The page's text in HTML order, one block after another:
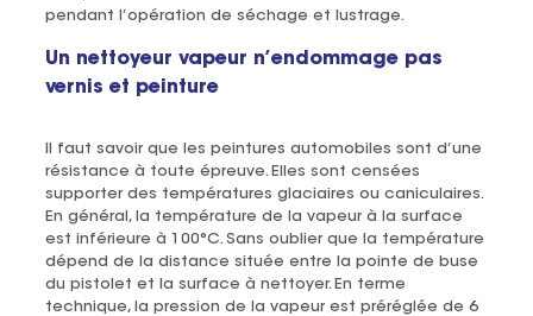
pendant l’opération de séchage et lustrage.
Un nettoyeur vapeur n’endommage pas
vernis et peinture
Il faut savoir que les peintures automobiles sont d’une
résistance à toute épreuve. Elles sont censées
supporter des températures glaciaires ou caniculaires.
En général, la température de la vapeur à la surface
est inférieure à 100°C. Sans oublier que la température
dépend de la distance située entre la pointe de buse
du pistolet et la surface à nettoyer. En terme
technique, la pression de la vapeur est préréglée de 6